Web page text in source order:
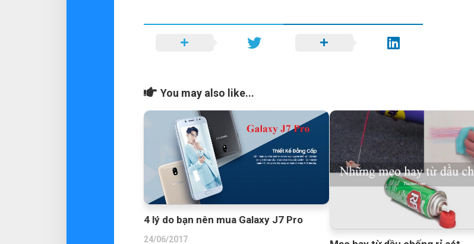
You may also like...
4 lý do bạn nên mua Galaxy J7 Pro
24/06/2017